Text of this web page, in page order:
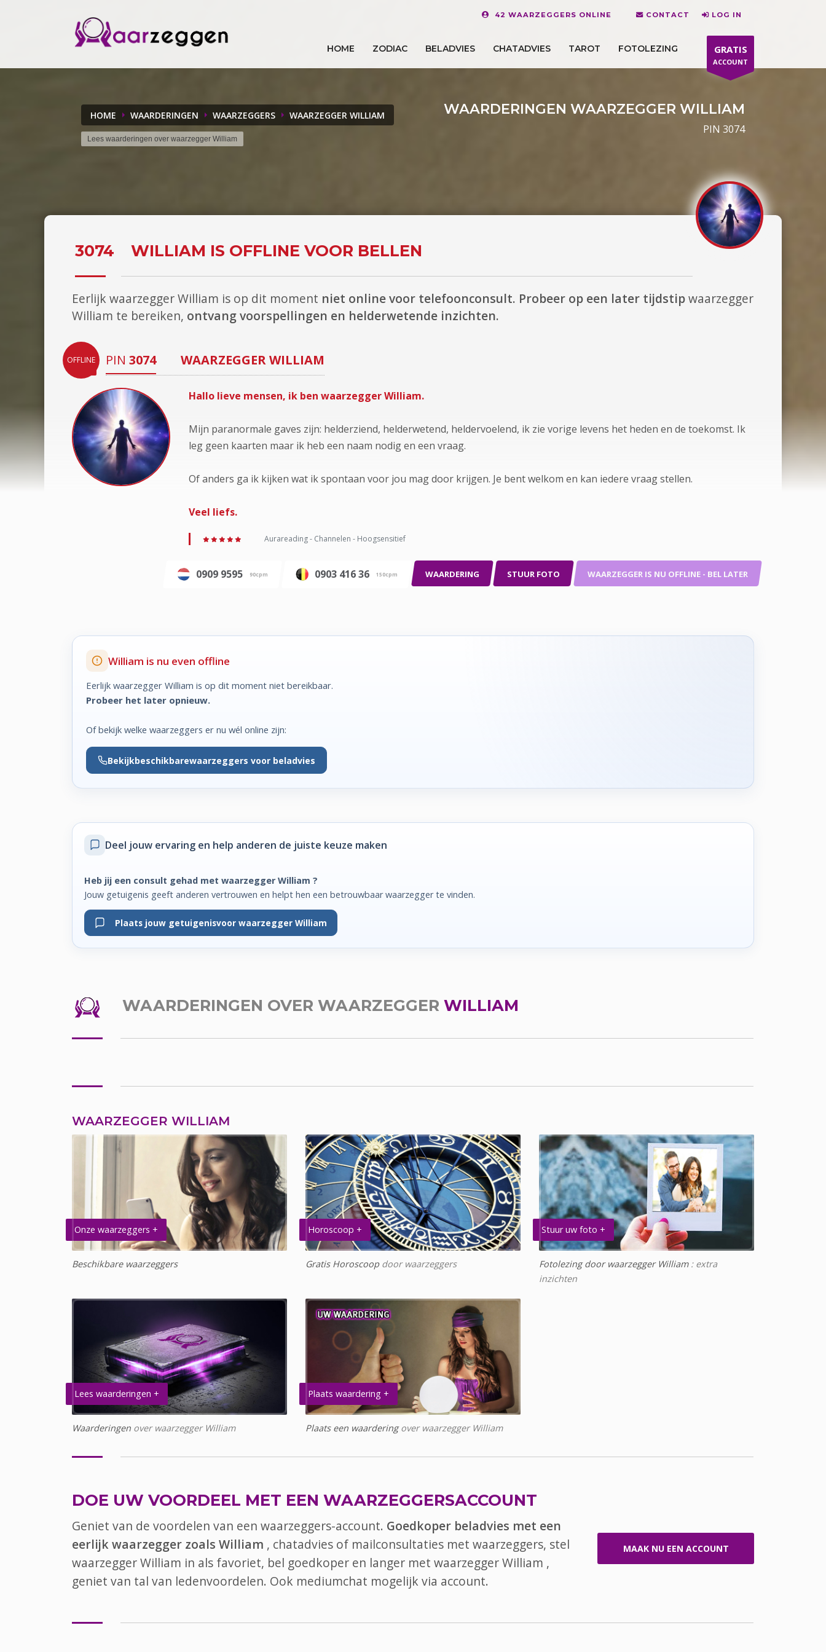
42 WAARZEGGERS ONLINE CONTACT LOG IN
HOME ZODIAC BELADVIES CHATADVIES TAROT FOTOLEZING GRATIS
ACCOUNT
HOME WAARDERINGEN WAARZEGGERS WAARZEGGER WILLIAM
Lees waarderingen over waarzegger William
WAARDERINGEN WAARZEGGER WILLIAM
PIN 3074
3074 WILLIAM IS OFFLINE VOOR BELLEN
Eerlijk waarzegger William is op dit moment niet online voor telefoonconsult. Probeer op een later tijdstipwaarzegger
William te bereiken, ontvang voorspellingen en helderwetende inzichten.
OFFLINE PIN 3074 WAARZEGGERWILLIAM
Hallo lieve mensen, ik ben waarzegger William.
Mijn paranormale gaves zijn: helderziend, helderwetend, heldervoelend, ik zie vorige levens het heden en de toekomst. Ik
leg geen kaarten maar ik heb een naam nodig en een vraag.
Of anders ga ik kijken wat ik spontaan voor jou mag door krijgen. Je bent welkom en kan iedere vraag stellen.
Veel liefs.
Aurareading - Channelen - Hoogsensitief
0909 9595 90cpm 0903 416 36 150cpm WAARDERING STUUR FOTO WAARZEGGER IS NU OFFLINE - BEL LATER
William is nu even offline
Eerlijk waarzegger William is op dit moment niet bereikbaar.
Probeer het later opnieuw.
Of bekijk welke waarzeggers er nu wél online zijn:
Bekijkbeschikbarewaarzeggers voor beladvies
Deel jouw ervaring en help anderen de juiste keuze maken
Heb jij een consult gehad met waarzegger William ?
Jouw getuigenis geeft anderen vertrouwen en helpt hen een betrouwbaar waarzegger te vinden.
Plaats jouw getuigenisvoor waarzegger William
WAARDERINGEN OVER WAARZEGGER WILLIAM
WAARZEGGER WILLIAM
Onze waarzeggers +
Beschikbare waarzeggers
Horoscoop +
Gratis Horoscoopdoor waarzeggers
Stuur uw foto +
Fotolezing door waarzegger William : extra
inzichten
Lees waarderingen +
Waarderingen over waarzegger William
Plaats waardering +
Plaats een waarderingover waarzegger William
DOE UW VOORDEEL MET EEN WAARZEGGERSACCOUNT
Geniet van de voordelen van een waarzeggers-account. Goedkoper beladvies met een
eerlijk waarzegger zoals William , chatadvies of mailconsultaties met waarzeggers, stel
waarzegger William in als favoriet, bel goedkoper en langer met waarzegger William ,
geniet van tal van ledenvoordelen. Ook mediumchat mogelijk via account.
MAAK NU EEN ACCOUNT